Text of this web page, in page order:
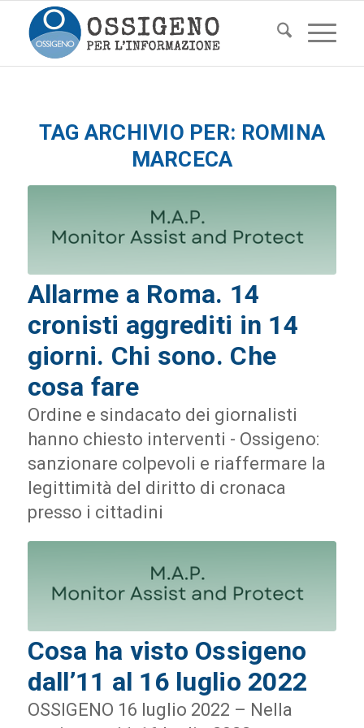
TAG ARCHIVIO PER: ROMINA
MARCECA
Allarme a Roma. 14
cronisti aggrediti in 14
giorni. Chi sono. Che
cosa fare
Ordine e sindacato dei giornalisti
hanno chiesto interventi - Ossigeno:
sanzionare colpevoli e riaffermare la
legittimità del diritto di cronaca
presso i cittadini
Cosa ha visto Ossigeno
dall’11 al 16 luglio 2022
OSSIGENO 16 luglio 2022 – Nella